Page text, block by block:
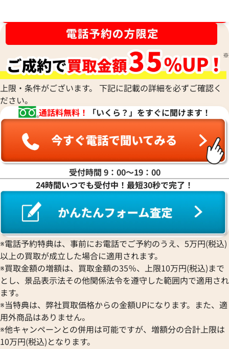
上限・条件がございます。 下記に記載の詳細を必ずご確認く
ださい。
通話料無料！
「いくら？」をすぐに聞けます！
受付時間 9：00〜19：00
24時間いつでも受付中！最短30秒で完了！
※電話予約特典は、事前にお電話でご予約のうえ、5万円(税込)
以上の買取が成立した場合に適用されます。
※買取金額の増額は、買取金額の35％、上限10万円(税込)まで
とし、景品表示法その他関係法令を遵守した範囲内で適用され
ます。
※当特典は、弊社買取価格からの金額UPになります。また、適
用外商品はありません。
※他キャンペーンとの併用は可能ですが、増額分の合計上限は
10万円(税込)となります。